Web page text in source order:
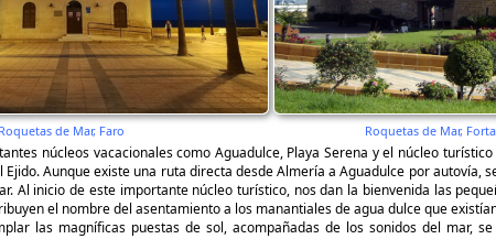
Roquetas de Mar, Faro Roquetas de Mar,
núcleos vacacionales como Aguadulce, Playa Serena y el núcleo
Aunque existe una ruta directa desde Almería a Aguadulce por autovía,
Al inicio de este importante núcleo turístico, nos dan la bienvenida las
el nombre del asentamiento a los manantiales de agua dulce que
las magníficas puestas de sol, acompañadas de los sonidos del mar,